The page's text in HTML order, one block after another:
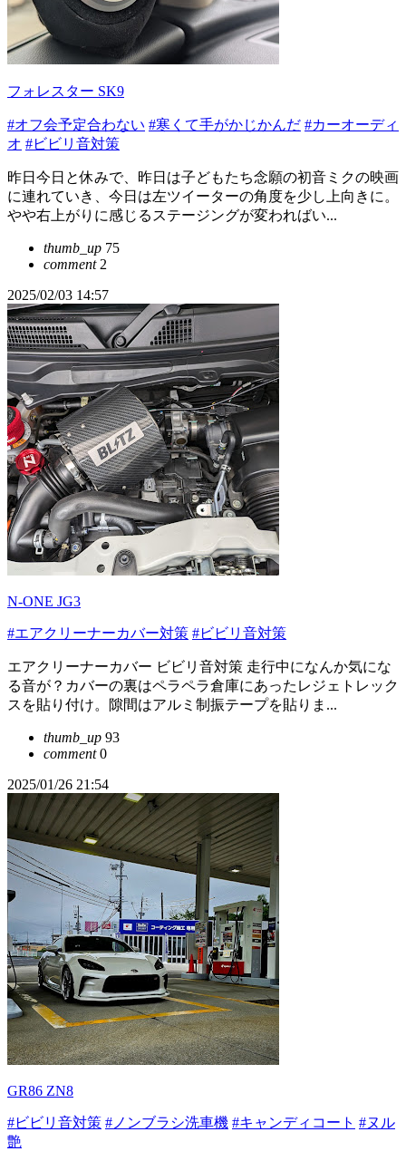
フォレスター SK9
#オフ会予定合わない #寒くて手がかじかんだ #カーオーディ
オ #ビビリ音対策
昨日今日と休みで、昨日は子どもたち念願の初音ミクの映画
に連れていき、今日は左ツイーターの角度を少し上向きに。
やや右上がりに感じるステージングが変わればい...
thumb_up 75
comment2
2025/02/03 14:57
N-ONE JG3
#エアクリーナーカバー対策 #ビビリ音対策
エアクリーナーカバー ビビリ音対策 走行中になんか気にな
る音が？カバーの裏はペラペラ倉庫にあったレジェトレック
スを貼り付け。隙間はアルミ制振テープを貼りま...
thumb_up 93
comment0
2025/01/26 21:54
GR86 ZN8
#ビビリ音対策 #ノンブラシ洗車機 #キャンディコート #ヌル
艶